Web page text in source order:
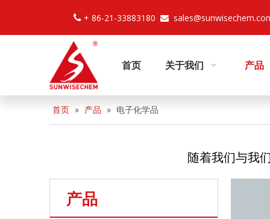
 + 86-21-33883180 
首页 关于我们 产品
首页 » 产品 » 电子化学品
随着我们与我
产品